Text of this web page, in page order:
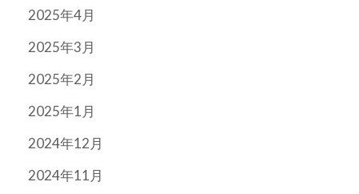
2025年4月
2025年3月
2025年2月
2025年1月
2024年12月
2024年11月